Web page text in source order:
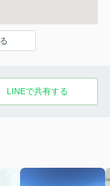
LINEで共有する